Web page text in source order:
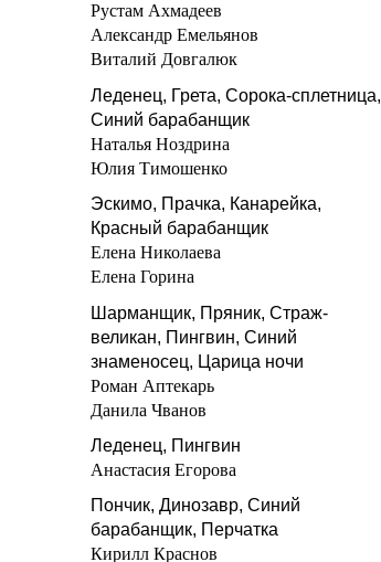
Рустам Ахмадеев
Александр Емельянов
Виталий Довгалюк
Леденец, Грета, Сорока-сплетница,
Синий барабанщик
Наталья Ноздрина
Юлия Тимошенко
Эскимо, Прачка, Канарейка,
Красный барабанщик
Елена Николаева
Елена Горина
Шарманщик, Пряник, Страж-
великан, Пингвин, Синий
знаменосец, Царица ночи
Роман Аптекарь
Данила Чванов
Леденец, Пингвин
Анастасия Егорова
Пончик, Динозавр, Синий
барабанщик, Перчатка
Кирилл Краснов